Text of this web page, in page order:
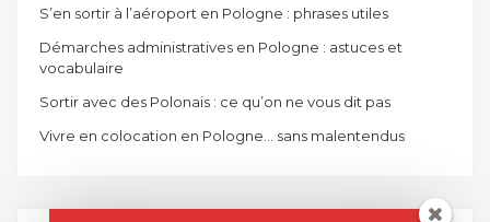
S’en sortir à l’aéroport en Pologne : phrases utiles
Démarches administratives en Pologne : astuces et
vocabulaire
Sortir avec des Polonais : ce qu’on ne vous dit pas
Vivre en colocation en Pologne… sans malentendus